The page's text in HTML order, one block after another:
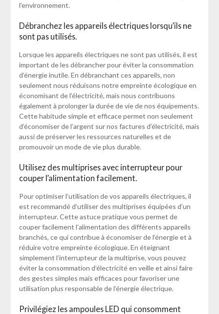
l’environnement.
Débranchez les appareils électriques lorsqu’ils ne
sont pas utilisés.
Lorsque les appareils électriques ne sont pas utilisés, il est
important de les débrancher pour éviter la consommation
d’énergie inutile. En débranchant ces appareils, non
seulement nous réduisons notre empreinte écologique en
économisant de l’électricité, mais nous contribuons
également à prolonger la durée de vie de nos équipements.
Cette habitude simple et efficace permet non seulement
d’économiser de l’argent sur nos factures d’électricité, mais
aussi de préserver les ressources naturelles et de
promouvoir un mode de vie plus durable.
Utilisez des multiprises avec interrupteur pour
couper l’alimentation facilement.
Pour optimiser l’utilisation de vos appareils électriques, il
est recommandé d’utiliser des multiprises équipées d’un
interrupteur. Cette astuce pratique vous permet de
couper facilement l’alimentation des différents appareils
branchés, ce qui contribue à économiser de l’énergie et à
réduire votre empreinte écologique. En éteignant
simplement l’interrupteur de la multiprise, vous pouvez
éviter la consommation d’électricité en veille et ainsi faire
des gestes simples mais efficaces pour favoriser une
utilisation plus responsable de l’énergie électrique.
Privilégiez les ampoules LED qui consomment